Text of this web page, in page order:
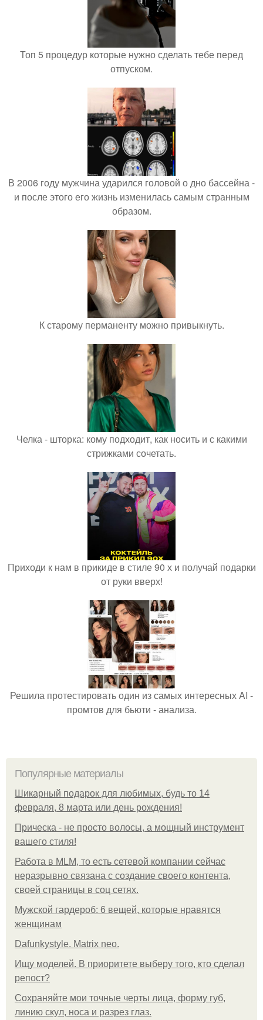
Топ 5 процедур которые нужно сделать тебе перед
отпуском.
В 2006 году мужчина ударился головой о дно бассейна -
и после этого его жизнь изменилась самым странным
образом.
К старому перманенту можно привыкнуть.
Челка - шторка: кому подходит, как носить и с какими
стрижками сочетать.
Приходи к нам в прикиде в стиле 90 х и получай подарки
от руки вверх!
Решила протестировать один из самых интересных AI -
промтов для бьюти - анализа.
Популярные материалы
Шикарный подарок для любимых, будь то 14
февраля, 8 марта или день рождения!
Прическа - не просто волосы, а мощный инструмент
вашего стиля!
Работа в MLM, то есть сетевой компании сейчас
неразрывно связана с создание своего контента,
своей страницы в соц сетях.
Мужской гардероб: 6 вещей, которые нравятся
женщинам
Dafunkystyle. Matrix neo.
Ищу моделей. В приоритете выберу того, кто сделал
репост?
Сохраняйте мои точные черты лица, форму губ,
линию скул, носа и разрез глаз.